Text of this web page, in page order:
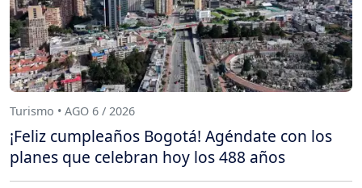
Turismo • AGO 6 / 2026
¡Feliz cumpleaños Bogotá! Agéndate con los
planes que celebran hoy los 488 años